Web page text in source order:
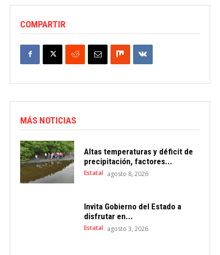
COMPARTIR
MÁS NOTICIAS
Altas temperaturas y déficit de
precipitación, factores...
Estatal agosto 8, 2026
Invita Gobierno del Estado a
disfrutar en...
Estatal agosto 3, 2026